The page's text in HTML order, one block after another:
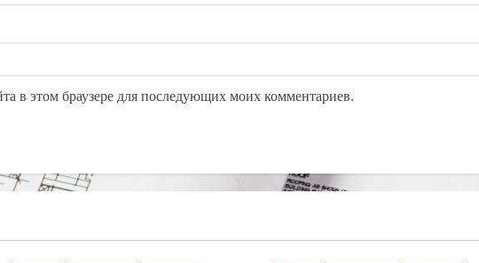
в этом браузере для последующих моих комментариев.